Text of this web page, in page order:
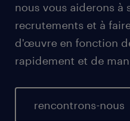
nous vous aiderons à
recrutements et à
d'œuvre en fonction
rapidement et de
rencontrons-nous